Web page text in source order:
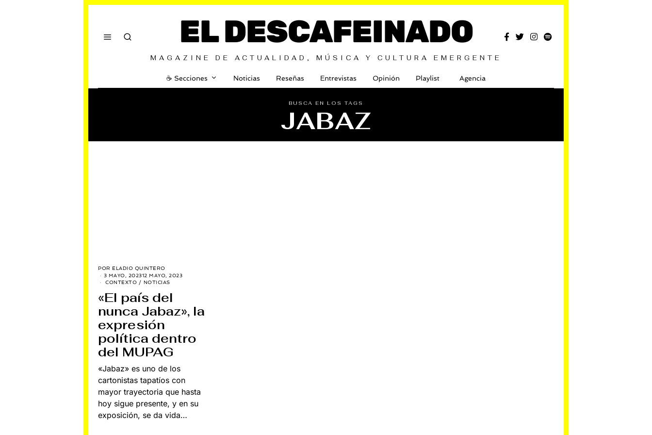
EL DESCAFEINADO
MAGAZINE DE ACTUALIDAD, MÚSICA Y CULTURA EMERGENTE
☕️ Secciones Noticias Reseñas Entrevistas Opinión Playlist Agencia
BUSCA EN LOS TAGS
JABAZ
POR ELADIO QUINTERO
3 MAYO, 202312 MAYO, 2023
CONTEXTO / NOTICIAS
«El país del
nunca Jabaz», la
expresión
política dentro
del MUPAG
«Jabaz» es uno de los
cartonistas tapatíos con
mayor trayectoria que hasta
hoy sigue presente, y en su
exposición, se da vida…